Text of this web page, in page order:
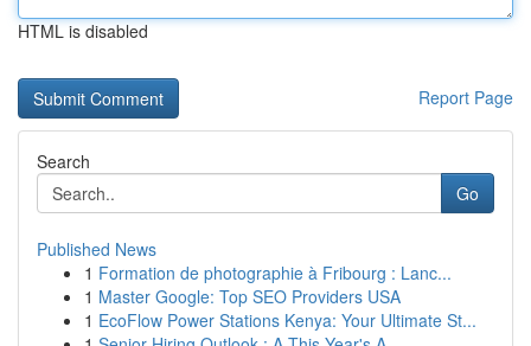
HTML is disabled
Report Page
Search
Go
Published News
1 Formation de photographie à Fribourg : Lanc...
1 Master Google: Top SEO Providers USA
1 EcoFlow Power Stations Kenya: Your Ultimate St...